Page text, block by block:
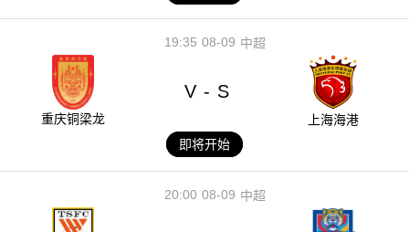
08-09
19:35 中超
重庆铜梁龙
V - S
上海海港
即将开始
08-09
20:00 中超